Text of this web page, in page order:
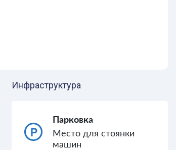
Инфраструктура
Парковка
Место для стоянки
машин